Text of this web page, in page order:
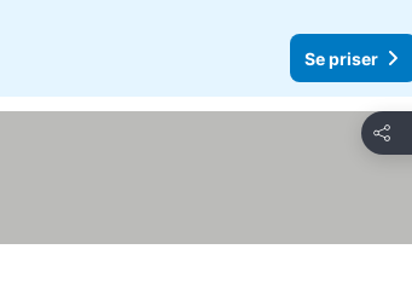
Se priser
Dela